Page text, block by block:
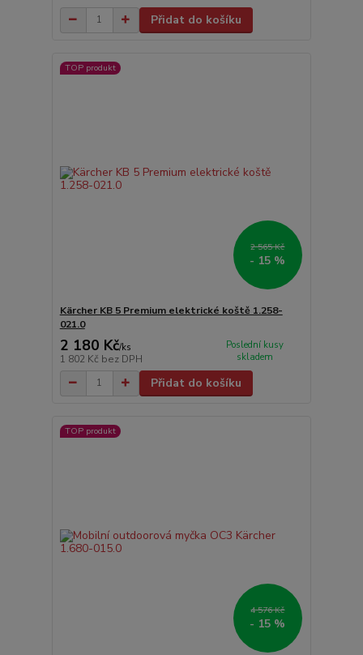
Přidat do košíku
TOP produkt
2 565 Kč
- 15 %
Kärcher KB 5 Premium elektrické koště 1.258-
021.0
2 180 Kč/ks
1 802 Kč bez DPH
Poslední kusy
skladem
Přidat do košíku
TOP produkt
4 576 Kč
- 15 %